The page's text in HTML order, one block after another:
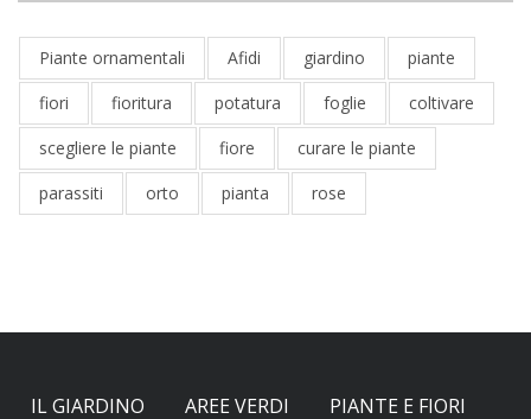
Piante ornamentali Afidi giardino
piante
fiori
fioritura potatura foglie
coltivare
scegliere le piante
fiore
curare le piante
parassiti
orto pianta rose
IL GIARDINO AREE VERDI PIANTE E FIORI